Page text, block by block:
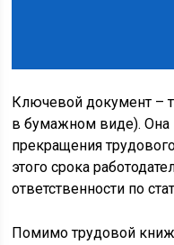
Ключевой документ –
в бумажном виде).
прекращения
этого срока
ответственности по
Помимо трудовой